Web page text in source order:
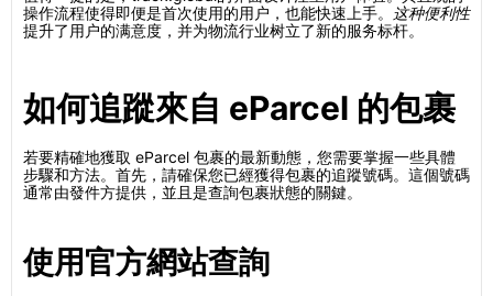
操作流程使得即便是首次使用的用户，也能快速上手。 这种便利性
提升了用户的满意度，并为物流行业树立了新的服务标杆。
如何追蹤來自 eParcel 的包裹
若要精確地獲取 eParcel 包裹的最新動態，您需要掌握一些具體
步驟和方法。首先，請確保您已經獲得包裹的追蹤號碼。這個號碼
通常由發件方提供，並且是查詢包裹狀態的關鍵。
使用官方網站查詢